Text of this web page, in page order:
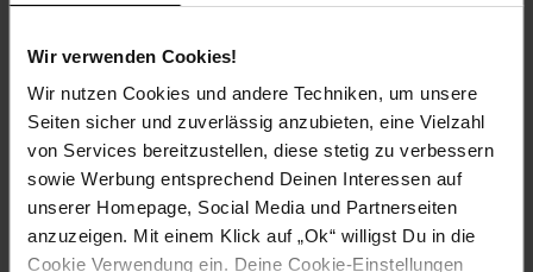
Wir verwenden Cookies!
Wir nutzen Cookies und andere Techniken, um unsere
Seiten sicher und zuverlässig anzubieten, eine Vielzahl
von Services bereitzustellen, diese stetig zu verbessern
sowie Werbung entsprechend Deinen Interessen auf
unserer Homepage, Social Media und Partnerseiten
anzuzeigen. Mit einem Klick auf „Ok“ willigst Du in die
Cookie Verwendung ein. Deine Cookie-Einstellungen
EAN: 0080686000389
Kennzeichnung
Bewertungen